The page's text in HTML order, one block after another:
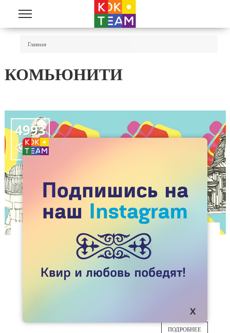
Перейти к основному содержанию
Главная
КОМЬЮНИТИ
4993

5 МЫСЛЕЙ О ЛГБК-СООБЩЕСТВЕ В АЛМАТЫ
24
Последние несколько месяцев я думала о
ПОДРОБНЕЕ